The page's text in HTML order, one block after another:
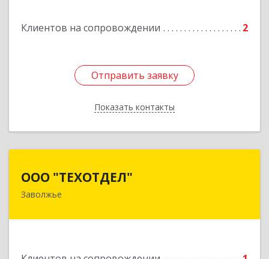
Клиентов на сопровождении 2
Отправить заявку
Показать контакты
Отправить заявку
Назад
ООО "ТЕХОТДЕЛ"
Заволжье